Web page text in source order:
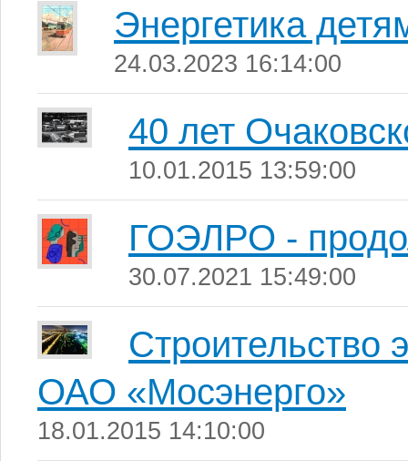
Энергетика
24.03.2023 16:14:00
40 лет
10.01.2015 13:59:00
ГОЭЛРО -
30.07.2021 15:49:00
Строительство
ОАО «Мосэнерго»
18.01.2015 14:10:00